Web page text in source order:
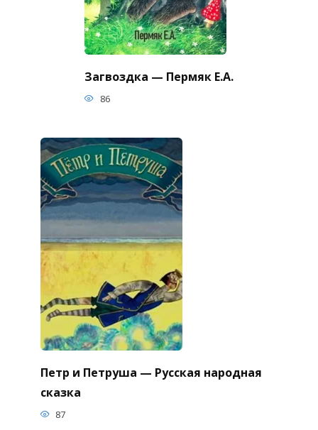
Загвоздка — Пермяк Е.А.
86
Петр и Петруша — Русская народная
сказка
87